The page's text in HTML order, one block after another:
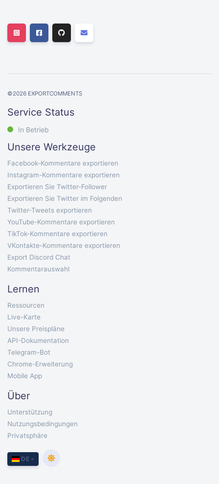
©2026 EXPORTCOMMENTS
Service Status
In Betrieb
Unsere Werkzeuge
Facebook-Kommentare exportieren
Instagram-Kommentare exportieren
Exportieren Sie Twitter-Follower
Exportieren Sie Twitter im Folgenden
Twitter-Tweets exportieren
YouTube-Kommentare exportieren
TikTok-Kommentare exportieren
VKontakte-Kommentare exportieren
Export Discord Chat
Kommentarauswahl
Lernen
Ressourcen
Live-Karte
Unsere Preispläne
API-Dokumentation
Telegram-Bot
Chrome-Erweiterung
Mobile App
Über
Unterstützung
Nutzungsbedingungen
Privatsphäre
DE